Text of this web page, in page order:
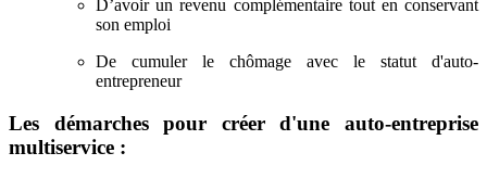
D’avoir un revenu complémentaire tout en conservant
son emploi
De cumuler le chômage avec le statut d'auto-
entrepreneur
Les démarches pour créer d'une auto-entreprise
multiservice :